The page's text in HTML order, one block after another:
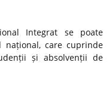
Integrat se poate
care cuprinde
și absolvenții de